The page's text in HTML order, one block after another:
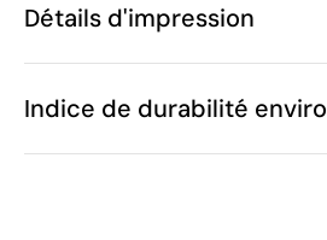
Code du produit
Taille
Poids
Détails d'impression
Indice de durabilité